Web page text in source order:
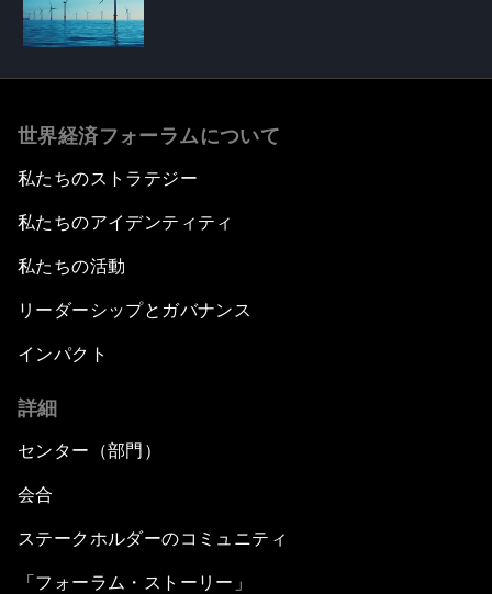
世界経済フォーラムについて
私たちのストラテジー
私たちのアイデンティティ
私たちの活動
リーダーシップとガバナンス
インパクト
詳細
センター（部門）
会合
ステークホルダーのコミュニティ
「フォーラム・ストーリー」